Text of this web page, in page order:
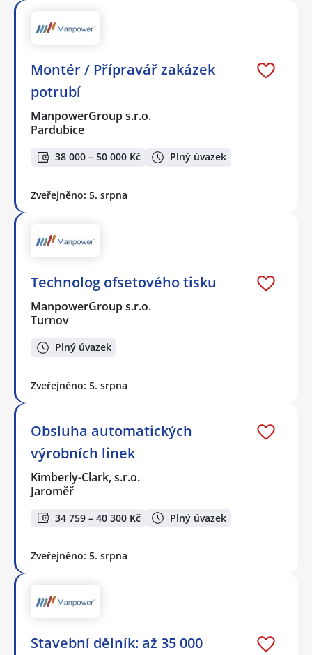
Montér / Přípravář zakázek
potrubí
ManpowerGroup s.r.o.
Pardubice
38 000 – 50 000 Kč Plný úvazek
Zveřejněno: 5. srpna
Technolog ofsetového tisku
ManpowerGroup s.r.o.
Turnov
Plný úvazek
Zveřejněno: 5. srpna
Obsluha automatických
výrobních linek
Kimberly-Clark, s.r.o.
Jaroměř
34 759 – 40 300 Kč Plný úvazek
Zveřejněno: 5. srpna
Stavební dělník: až 35 000